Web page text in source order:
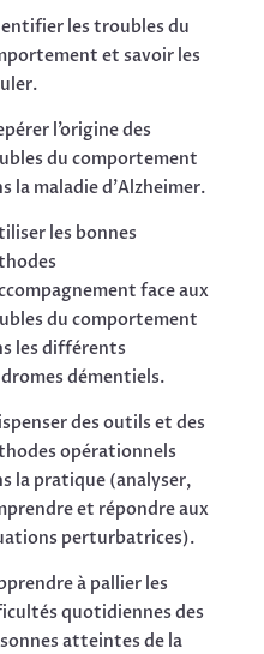
les troubles du
et savoir les
l’origine des
du comportement
la maladie d’Alzheimer.
les bonnes
face aux
du comportement
les différents
démentiels.
des outils et des
opérationnels
la pratique (analyser,
et répondre aux
perturbatrices).
à pallier les
quotidiennes des
atteintes de la